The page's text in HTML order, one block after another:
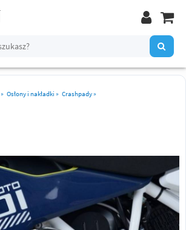
» Osłony i nakładki » Crashpady»